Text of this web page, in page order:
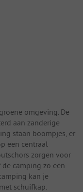
omgeving. De
aan zanderige
staan boompjes, er
een centraal
zorgen voor
camping zo een
kan je
schuifkap.